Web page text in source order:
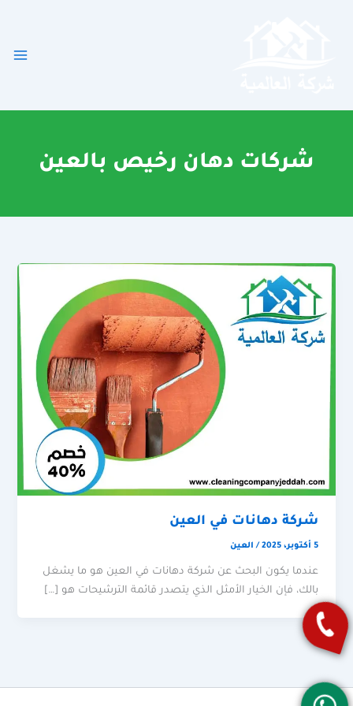
شركات دهان رخيص بالعين
شركة دهانات في العين
5 أكتوبر، 2025 / العين
عندما يكون البحث عن شركة دهانات في العين هو ما يشغل
بالك، فإن الخيار الأمثل الذي يتصدر قائمة الترشيحات هو […]